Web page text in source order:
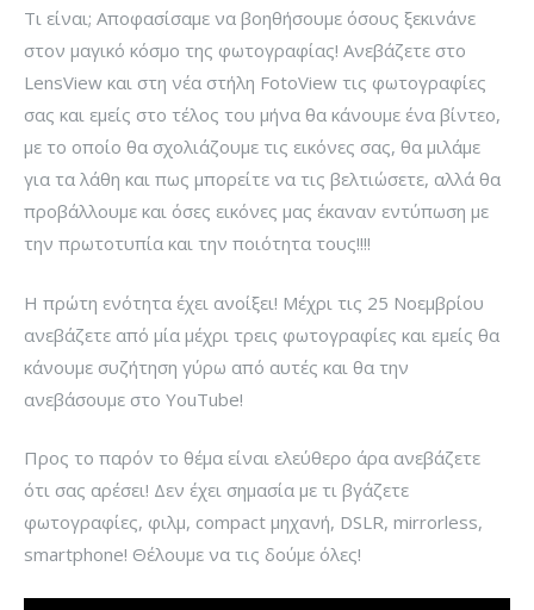
Τι είναι; Αποφασίσαμε να βοηθήσουμε όσους ξεκινάνε
στον μαγικό κόσμο της φωτογραφίας! Ανεβάζετε στο
LensView και στη νέα στήλη FotoView τις φωτογραφίες
σας και εμείς στο τέλος του μήνα θα κάνουμε ένα βίντεο,
με το οποίο θα σχολιάζουμε τις εικόνες σας, θα μιλάμε
για τα λάθη και πως μπορείτε να τις βελτιώσετε, αλλά θα
προβάλλουμε και όσες εικόνες μας έκαναν εντύπωση με
την πρωτοτυπία και την ποιότητα τους!!!!
Η πρώτη ενότητα έχει ανοίξει! Μέχρι τις 25 Νοεμβρίου
ανεβάζετε από μία μέχρι τρεις φωτογραφίες και εμείς θα
κάνουμε συζήτηση γύρω από αυτές και θα την
ανεβάσουμε στο YouTube!
Προς το παρόν το θέμα είναι ελεύθερο άρα ανεβάζετε
ότι σας αρέσει! Δεν έχει σημασία με τι βγάζετε
φωτογραφίες, φιλμ, compact μηχανή, DSLR, mirrorless,
smartphone! Θέλουμε να τις δούμε όλες!